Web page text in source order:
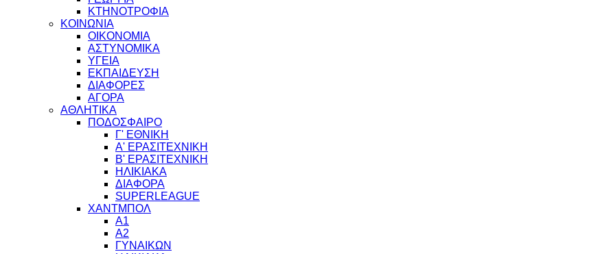
ΚΤΗΝΟΤΡΟΦΙΑ
ΚΟΙΝΩΝΙΑ
ΟΙΚΟΝΟΜΙΑ
ΑΣΤΥΝΟΜΙΚΑ
ΥΓΕΙΑ
ΕΚΠΑΙΔΕΥΣΗ
ΔΙΑΦΟΡΕΣ
ΑΓΟΡΑ
ΑΘΛΗΤΙΚΑ
ΠΟΔΟΣΦΑΙΡΟ
Γ' ΕΘΝΙΚΗ
Α' ΕΡΑΣΙΤΕΧΝΙΚΗ
Β' ΕΡΑΣΙΤΕΧΝΙΚΗ
ΗΛΙΚΙΑΚΑ
ΔΙΑΦΟΡΑ
SUPERLEAGUE
ΧΑΝΤΜΠΟΛ
Α1
Α2
ΓΥΝΑΙΚΩΝ